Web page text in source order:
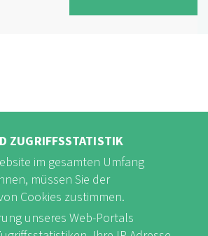
ZUGRIFFSSTATISTIK
im gesamten Umfang
müssen Sie der
Cookies zustimmen.
unseres Web-Portals